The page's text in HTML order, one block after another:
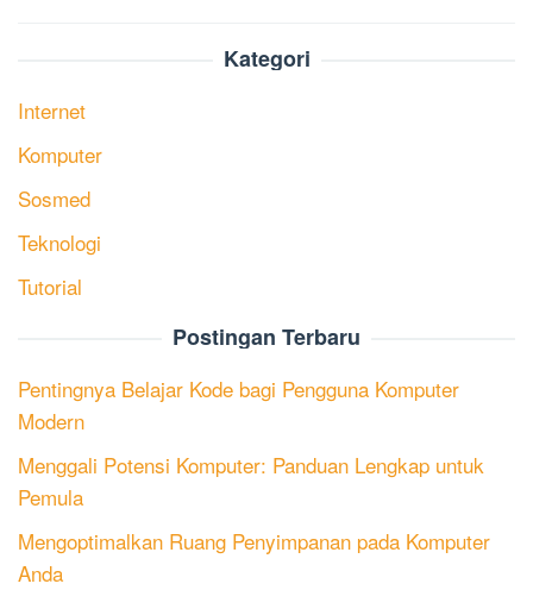
Kategori
Internet
Komputer
Sosmed
Teknologi
Tutorial
Postingan Terbaru
Pentingnya Belajar Kode bagi Pengguna Komputer
Modern
Menggali Potensi Komputer: Panduan Lengkap untuk
Pemula
Mengoptimalkan Ruang Penyimpanan pada Komputer
Anda